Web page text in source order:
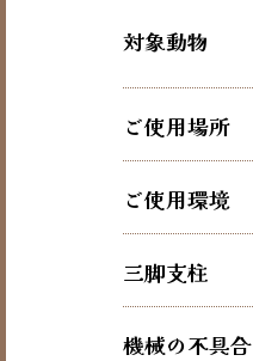
対象動物
ご使用場所
ご使用環境
三脚支柱
機械の不具合